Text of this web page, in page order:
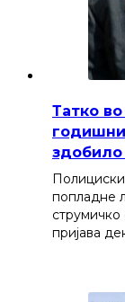
Татко
попладне
струмичко
пријава